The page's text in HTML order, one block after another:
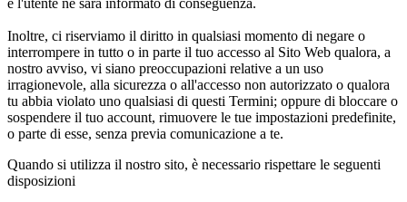
Inoltre, ci riserviamo il diritto in qualsiasi momento di negare o
interrompere in tutto o in parte il tuo accesso al Sito Web qualora, a
nostro avviso, vi siano preoccupazioni relative a un uso
irragionevole, alla sicurezza o all'accesso non autorizzato o qualora
tu abbia violato uno qualsiasi di questi Termini; oppure di bloccare o
sospendere il tuo account, rimuovere le tue impostazioni predefinite,
o parte di esse, senza previa comunicazione a te.
Quando si utilizza il nostro sito, è necessario rispettare le seguenti
disposizioni